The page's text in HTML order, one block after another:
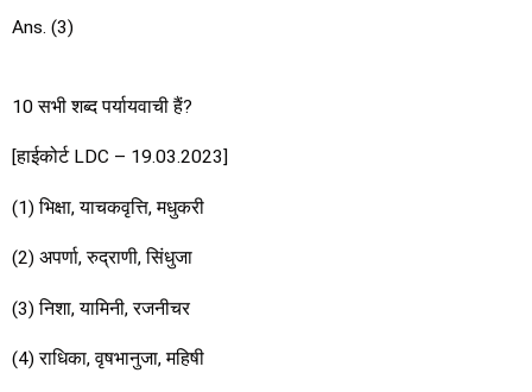
Ans. (3)
10 सभी शब्द पर्यायवाची हैं?
[हाईकोर्ट LDC – 19.03.2023]
(1) भिक्षा, याचकवृत्ति, मधुकरी
(2) अपर्णा, रुद्राणी, सिंधुजा
(3) निशा, यामिनी, रजनीचर
(4) राधिका, वृषभानुजा, महिषी